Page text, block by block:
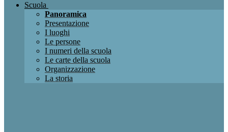
Scuola
Panoramica
Presentazione
I luoghi
Le persone
I numeri della scuola
Le carte della scuola
Organizzazione
La storia